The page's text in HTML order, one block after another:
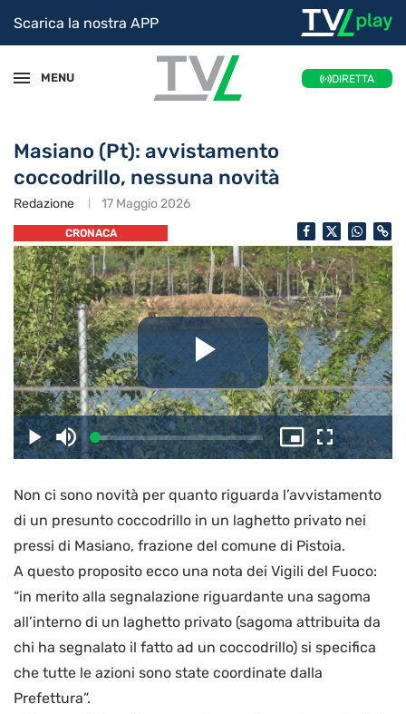
Scarica la nostra APP
MENU DIRETTA
Masiano (Pt): avvistamento
coccodrillo, nessuna novità
Redazione 17 Maggio 2026
CRONACA
il
video
PlayDisattiva
l’audio
Caricato:
7.27%
Picture-
in-
Schermo
intero
Non ci sono novità per quanto riguarda l’avvistamento
di un presunto coccodrillo in un laghetto privato nei
pressi di Masiano, frazione del comune di Pistoia.
A questo proposito ecco una nota dei Vigili del Fuoco:
“in merito alla segnalazione riguardante una sagoma
all’interno di un laghetto privato (sagoma attribuita da
chi ha segnalato il fatto ad un coccodrillo) si specifica
che tutte le azioni sono state coordinate dalla
Prefettura”.